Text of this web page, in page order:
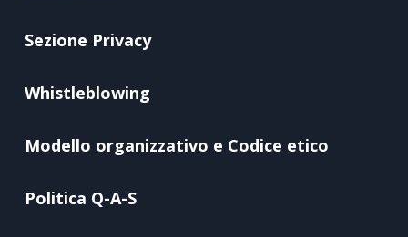
Sezione Privacy
Whistleblowing
Modello organizzativo e Codice etico
Politica Q-A-S